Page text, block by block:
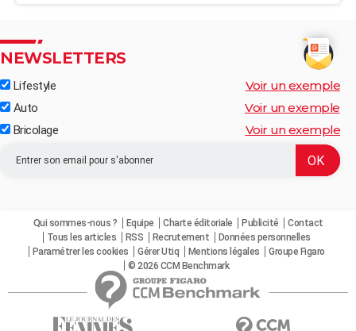
NEWSLETTERS
Lifestyle Voir un exemple
Auto Voir un exemple
Bricolage Voir un exemple
Qui sommes-nous ? Equipe Charte éditoriale Publicité
Contact
Tous les articles
RSS Recrutement
Données personnelles
Paramétrer les cookies
Gérer Utiq Mentions légales
Groupe Figaro
© 2026 CCM Benchmark